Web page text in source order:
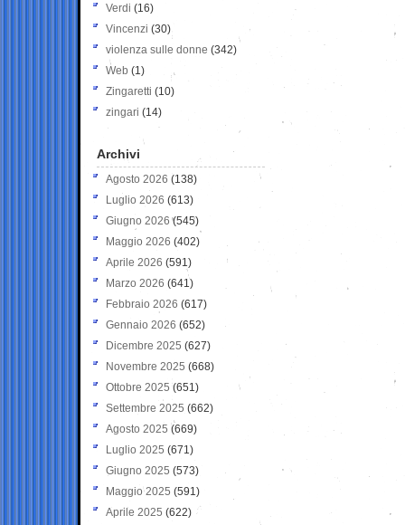
Verdi (16)
Vincenzi (30)
violenza sulle donne (342)
Web (1)
Zingaretti (10)
zingari (14)
Archivi
Agosto 2026 (138)
Luglio 2026 (613)
Giugno 2026 (545)
Maggio 2026 (402)
Aprile 2026 (591)
Marzo 2026 (641)
Febbraio 2026 (617)
Gennaio 2026 (652)
Dicembre 2025 (627)
Novembre 2025 (668)
Ottobre 2025 (651)
Settembre 2025 (662)
Agosto 2025 (669)
Luglio 2025 (671)
Giugno 2025 (573)
Maggio 2025 (591)
Aprile 2025 (622)